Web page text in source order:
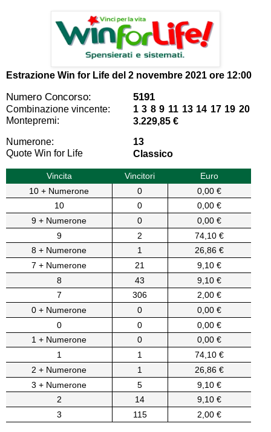
Estrazione Win for Life del 2 novembre 2021 ore 12:00
Numero Concorso: 5191
Combinazione vincente:
1 3 8 9 11 13 14 17 19 20
Montepremi:
3.229,85 €
Numerone:
13
Quote Win for Life
Classico
Vincita Vincitori
Euro
10 + Numerone
0
0,00 €
10
0
0,00 €
9 + Numerone
0
0,00 €
9
2
74,10 €
8 + Numerone
1
26,86 €
7 + Numerone
21
9,10 €
8
43
9,10 €
7
306
2,00 €
0 + Numerone
0
0,00 €
0
0
0,00 €
1 + Numerone
0
0,00 €
1
1
74,10 €
2 + Numerone
1
26,86 €
3 + Numerone
5
9,10 €
2
14
9,10 €
3
115 2,00 €